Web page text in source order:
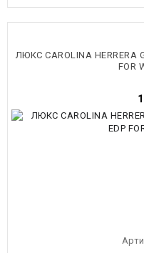
ЛЮКС CAROLINA HERRERA
FOR